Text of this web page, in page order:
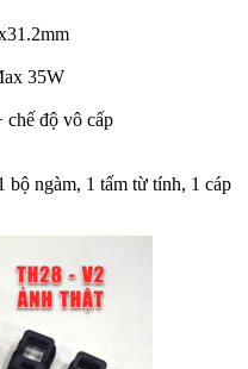
35W
chế độ vô cấp
bộ ngàm, 1 tấm từ tính, 1 cáp